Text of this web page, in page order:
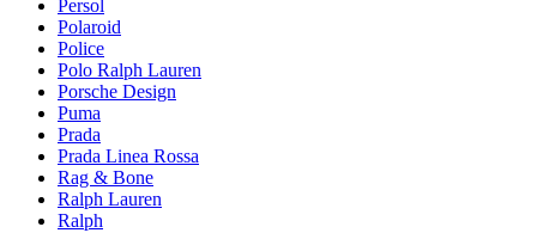
Persol
Polaroid
Police
Polo Ralph Lauren
Porsche Design
Puma
Prada
Prada Linea Rossa
Rag & Bone
Ralph Lauren
Ralph